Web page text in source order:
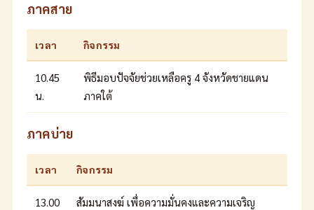
ภาคสาย
เวลา กิจกรรม
10.45
น.
พิธีมอบปัจจัยช่วยเหลือครู 4 จังหวัดชายแดน
ภาคใต้
ภาคบ่าย
เวลา กิจกรรม
13.00
สัมมนาสงฆ์ เพื่อความมั่นคงและความเจริญ